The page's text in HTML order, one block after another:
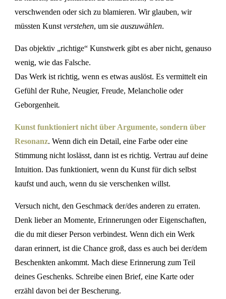
verschwenden oder sich zu blamieren. Wir glauben, wir
müssten Kunst verstehen, um sie auszuwählen.
Das objektiv „richtige“ Kunstwerk gibt es aber nicht, genauso
wenig, wie das Falsche.
Das Werk ist richtig, wenn es etwas auslöst. Es vermittelt ein
Gefühl der Ruhe, Neugier, Freude, Melancholie oder
Geborgenheit.
Kunst funktioniert nicht über Argumente, sondern über
Resonanz. Wenn dich ein Detail, eine Farbe oder eine
Stimmung nicht loslässt, dann ist es richtig. Vertrau auf deine
Intuition. Das funktioniert, wenn du Kunst für dich selbst
kaufst und auch, wenn du sie verschenken willst.
Versuch nicht, den Geschmack der/des anderen zu erraten.
Denk lieber an Momente, Erinnerungen oder Eigenschaften,
die du mit dieser Person verbindest. Wenn dich ein Werk
daran erinnert, ist die Chance groß, dass es auch bei der/dem
Beschenkten ankommt. Mach diese Erinnerung zum Teil
deines Geschenks. Schreibe einen Brief, eine Karte oder
erzähl davon bei der Bescherung.